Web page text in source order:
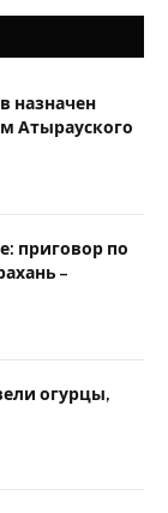
назначен
Атырауского
приговор по
–
огурцы,